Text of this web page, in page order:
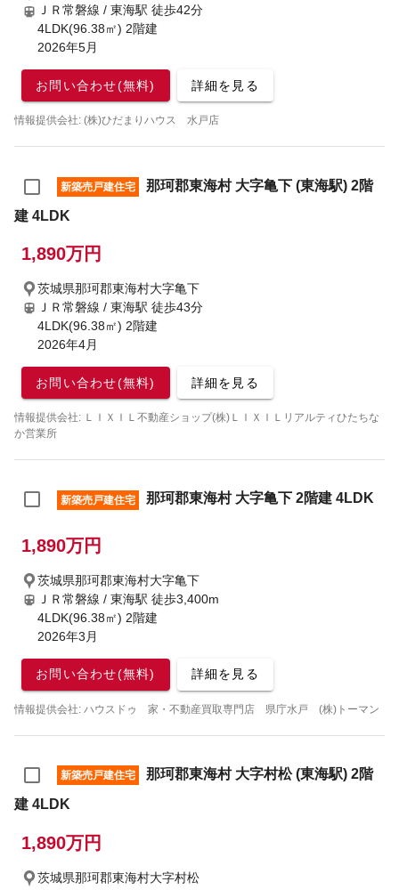
ＪＲ常磐線 / 東海駅 徒歩42分
4LDK(96.38㎡) 2階建
2026年5月
お問い合わせ(無料) 詳細を見る
情報提供会社: (株)ひだまりハウス 水戸店
新築売戸建住宅
那珂郡東海村 大字亀下 (東海駅) 2階
建 4LDK
1,890万円
茨城県那珂郡東海村大字亀下
ＪＲ常磐線 / 東海駅 徒歩43分
4LDK(96.38㎡) 2階建
2026年4月
お問い合わせ(無料) 詳細を見る
情報提供会社: ＬＩＸＩＬ不動産ショップ(株)ＬＩＸＩＬリアルティひたちな
か営業所
新築売戸建住宅 那珂郡東海村 大字亀下 2階建 4LDK
1,890万円
茨城県那珂郡東海村大字亀下
ＪＲ常磐線 / 東海駅 徒歩3,400m
4LDK(96.38㎡) 2階建
2026年3月
お問い合わせ(無料) 詳細を見る
情報提供会社: ハウスドゥ 家・不動産買取専門店 県庁水戸 (株)トーマン
新築売戸建住宅
那珂郡東海村 大字村松 (東海駅) 2階
建 4LDK
1,890万円
茨城県那珂郡東海村大字村松